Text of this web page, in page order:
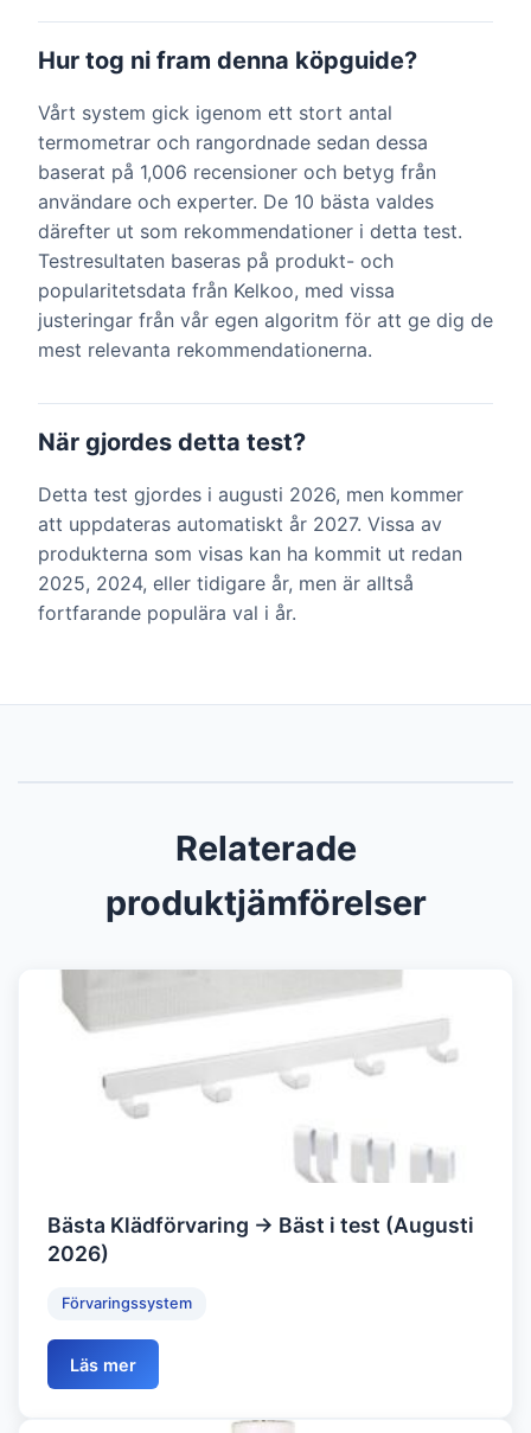
Hur tog ni fram denna köpguide?
Vårt system gick igenom ett stort antal
termometrar och rangordnade sedan dessa
baserat på 1,006 recensioner och betyg från
användare och experter. De 10 bästa valdes
därefter ut som rekommendationer i detta test.
Testresultaten baseras på produkt- och
popularitetsdata från Kelkoo, med vissa
justeringar från vår egen algoritm för att ge dig de
mest relevanta rekommendationerna.
När gjordes detta test?
Detta test gjordes i augusti 2026, men kommer
att uppdateras automatiskt år 2027. Vissa av
produkterna som visas kan ha kommit ut redan
2025, 2024, eller tidigare år, men är alltså
fortfarande populära val i år.
Relaterade
produktjämförelser
Bästa Klädförvaring → Bäst i test (Augusti
2026)
Förvaringssystem
Läs mer